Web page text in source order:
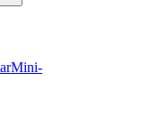
Mini-